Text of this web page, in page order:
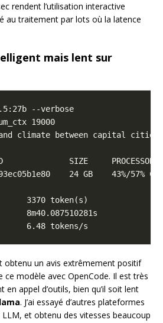
rendent l’utilisation interactive
au traitement par lots où la latence
mais lent sur
obtenu un avis extrêmement positif
ce modèle avec OpenCode. Il est très
en appel d’outils, bien qu’il soit lent
. J’ai essayé d’autres plateformes
et obtenu des vitesses beaucoup